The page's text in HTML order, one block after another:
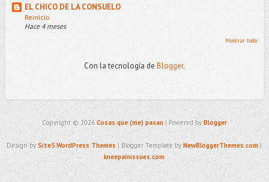
EL CHICO DE LA CONSUELO
Reinicio
Hace 4 meses
Mostrar todo
Con la tecnología de Blogger.
Copyright © 2026 Cosas que (me) pasan | Powered byBlogger
Design bySite5 WordPress Themes | Blogger Template byNewBloggerThemes.com |
kneepainissues.com